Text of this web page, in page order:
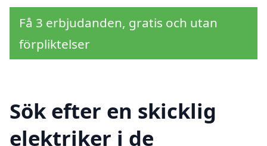
Få 3 erbjudanden, gratis och utan
förpliktelser
Sök efter en skicklig
elektriker i de